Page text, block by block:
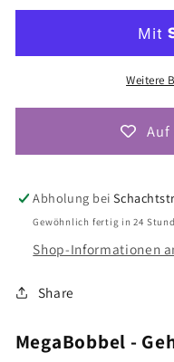
Weitere
Abholung bei
Gewöhnlich fertig in 24
Shop-Informationen
Share
MegaBobbel -